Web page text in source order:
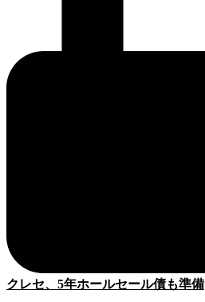
クレセ、5年ホールセール債も準備